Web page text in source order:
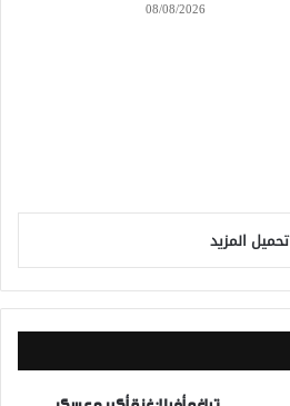
08/08/2026
تحميل المزيد